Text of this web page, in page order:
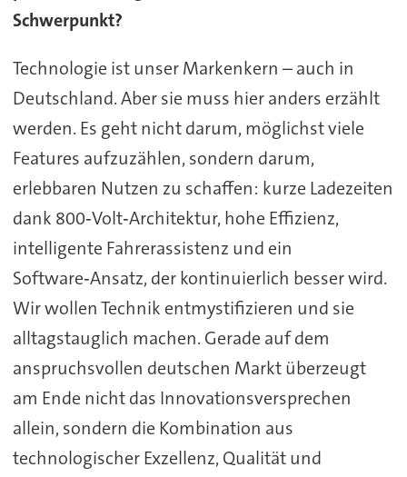
Schwerpunkt?
Technologie ist unser Markenkern – auch in
Deutschland. Aber sie muss hier anders erzählt
werden. Es geht nicht darum, möglichst viele
Features aufzuzählen, sondern darum,
erlebbaren Nutzen zu schaffen: kurze Ladezeiten
dank 800‑Volt‑Architektur, hohe Effizienz,
intelligente Fahrerassistenz und ein
Software‑Ansatz, der kontinuierlich besser wird.
Wir wollen Technik entmystifizieren und sie
alltagstauglich machen. Gerade auf dem
anspruchsvollen deutschen Markt überzeugt
am Ende nicht das Innovationsversprechen
allein, sondern die Kombination aus
technologischer Exzellenz, Qualität und